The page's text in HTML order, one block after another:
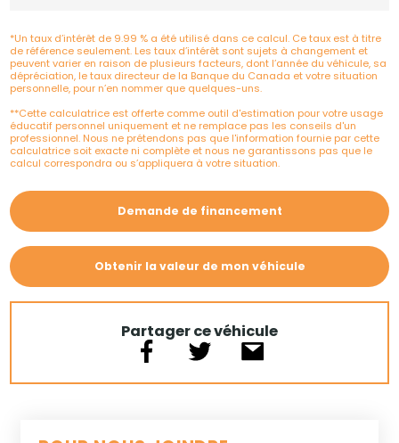
*Un taux d’intérêt de 9.99 % a été utilisé dans ce calcul. Ce taux est à titre
de référence seulement. Les taux d’intérêt sont sujets à changement et
peuvent varier en raison de plusieurs facteurs, dont l’année du véhicule, sa
dépréciation, le taux directeur de la Banque du Canada et votre situation
personnelle, pour n’en nommer que quelques-uns.
**Cette calculatrice est offerte comme outil d'estimation pour votre usage
éducatif personnel uniquement et ne remplace pas les conseils d'un
professionnel. Nous ne prétendons pas que l'information fournie par cette
calculatrice soit exacte ni complète et nous ne garantissons pas que le
calcul correspondra ou s’appliquera à votre situation.
Demande de financement
Obtenir la valeur de mon véhicule
Partager ce véhicule